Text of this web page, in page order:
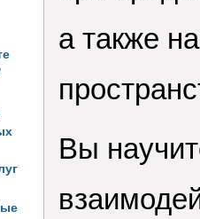
а также
Вы